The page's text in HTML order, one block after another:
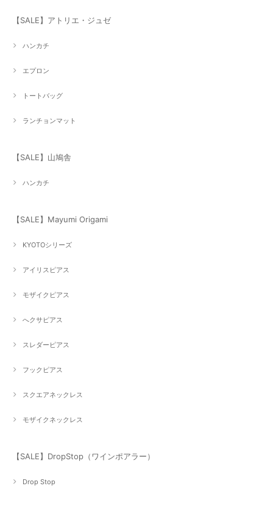
【SALE】アトリエ・ジュゼ
ハンカチ
エプロン
トートバッグ
ランチョンマット
【SALE】山鳩舎
ハンカチ
【SALE】Mayumi Origami
KYOTOシリーズ
アイリスピアス
モザイクピアス
へクサピアス
スレダーピアス
フックピアス
スクエアネックレス
モザイクネックレス
【SALE】DropStop（ワインポアラー）
Drop Stop